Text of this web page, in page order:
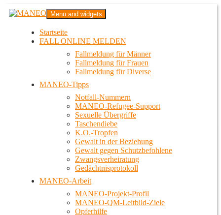
Zum
InhaltMANEO
Das schwule Anti-Gewalt-Projekt in Berlin
Menu and widgets
Startseite
FALL ONLINE MELDEN
Fallmeldung für Männer
Fallmeldung für Frauen
Fallmeldung für Diverse
MANEO-Tipps
Notfall-Nummern
MANEO-Refugee-Support
Sexuelle Übergriffe
Taschendiebe
K.O.-Tropfen
Gewalt in der Beziehung
Gewalt gegen Schutzbefohlene
Zwangsverheiratung
Gedächtnisprotokoll
MANEO-Arbeit
MANEO-Projekt-Profil
MANEO-QM-Leitbild-Ziele
Opferhilfe